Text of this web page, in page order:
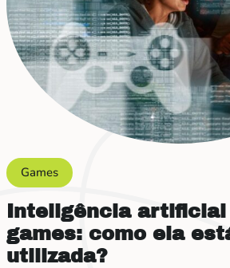
Games
Inteligência artificial
games: como ela
utilizada?